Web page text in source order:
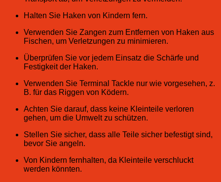
Halten Sie Haken von Kindern fern.
Verwenden Sie Zangen zum Entfernen von Haken aus
Fischen, um Verletzungen zu minimieren.
Überprüfen Sie vor jedem Einsatz die Schärfe und
Festigkeit der Haken.
Verwenden Sie Terminal Tackle nur wie vorgesehen, z.
B. für das Riggen von Ködern.
Achten Sie darauf, dass keine Kleinteile verloren
gehen, um die Umwelt zu schützen.
Stellen Sie sicher, dass alle Teile sicher befestigt sind,
bevor Sie angeln.
Von Kindern fernhalten, da Kleinteile verschluckt
werden könnten.